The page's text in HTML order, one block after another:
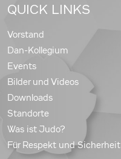
QUICK LINKS
Vorstand
Dan-Kollegium
Events
Bilder und Videos
Downloads
Standorte
Was ist Judo?
Für Respekt und Sicherheit